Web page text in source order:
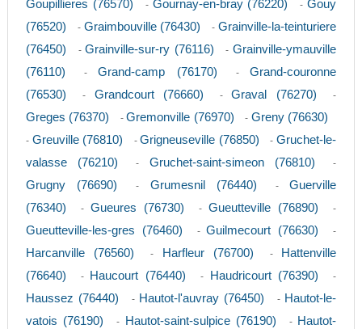
Goupillieres (76570) - Gournay-en-bray (76220) -Gouy
(76520)
- Graimbouville (76430) -Grainville-la-teinturiere
(76450)
-Grainville-sur-ry (76116) -Grainville-ymauville
(76110)
-Grand-camp (76170) -Grand-couronne
(76530)
- Grandcourt (76660) -Graval (76270) -
Greges (76370) -Gremonville (76970) - Greny (76630)
- Greuville (76810) -Grigneuseville (76850) -Gruchet-le-
valasse (76210)
- Gruchet-saint-simeon (76810) -
Grugny (76690) - Grumesnil (76440) -Guerville
(76340)
- Gueures (76730) -Gueutteville (76890) -
Gueutteville-les-gres (76460) -Guilmecourt (76630) -
Harcanville (76560) - Harfleur (76700) -
Hattenville
(76640)
- Haucourt (76440) - Haudricourt (76390) -
Haussez (76440) - Hautot-l'auvray (76450) - Hautot-le-
vatois (76190)
- Hautot-saint-sulpice (76190) - Hautot-